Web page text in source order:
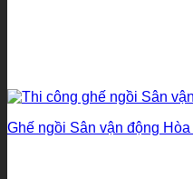
Ghế ngồi Sân vận động Hòa